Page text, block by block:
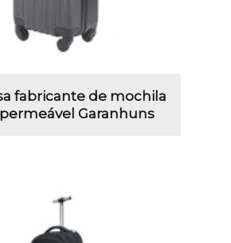
fabricante de mochila
Garanhuns